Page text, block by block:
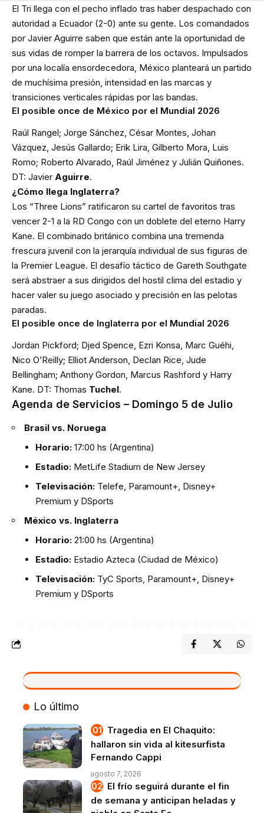
El Tri llega con el pecho inflado tras haber despachado con
autoridad a Ecuador (2-0) ante su gente. Los comandados
por Javier Aguirre saben que están ante la oportunidad de
sus vidas de romper la barrera de los octavos. Impulsados
por una localía ensordecedora, México planteará un partido
de muchísima presión, intensidad en las marcas y
transiciones verticales rápidas por las bandas.
El posible once de México por el Mundial 2026
Raúl Rangel; Jorge Sánchez, César Montes, Johan
Vázquez, Jesús Gallardo; Erik Lira, Gilberto Mora, Luis
Romo; Roberto Alvarado, Raúl Jiménez y Julián Quiñones.
DT: Javier Aguirre.
¿Cómo llega Inglaterra?
Los “Three Lions” ratificaron su cartel de favoritos tras
vencer 2-1 a la RD Congo con un doblete del eterno Harry
Kane. El combinado británico combina una tremenda
frescura juvenil con la jerarquía individual de sus figuras de
la Premier League. El desafío táctico de Gareth Southgate
será abstraer a sus dirigidos del hostil clima del estadio y
hacer valer su juego asociado y precisión en las pelotas
paradas.
El posible once de Inglaterra por el Mundial 2026
Jordan Pickford; Djed Spence, Ezri Konsa, Marc Guéhi,
Nico O’Reilly; Elliot Anderson, Declan Rice, Jude
Bellingham; Anthony Gordon, Marcus Rashford y Harry
Kane. DT: Thomas Tuchel.
Agenda de Servicios – Domingo 5 de Julio
Brasil vs. Noruega
Horario: 17:00 hs (Argentina)
Estadio: MetLife Stadium de New Jersey
Televisación: Telefe, Paramount+, Disney+
Premium y DSports
México vs. Inglaterra
Horario: 21:00 hs (Argentina)
Estadio: Estadio Azteca (Ciudad de México)
Televisación: TyC Sports, Paramount+, Disney+
Premium y DSports
VIVO
Lo último
Tragedia en El Chaquito:
hallaron sin vida al kitesurfista
Fernando Cappi
agosto 7, 2026
El frío seguirá durante el fin
de semana y anticipan heladas y